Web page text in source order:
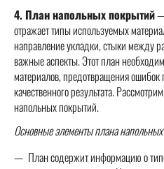
4. План напольных покрытий
отражает типы используемых
направление укладки, стыки между
важные аспекты. Этот план
материалов, предотвращения
качественного результата.
напольных покрытий.
Основные элементы плана
План содержит информацию о